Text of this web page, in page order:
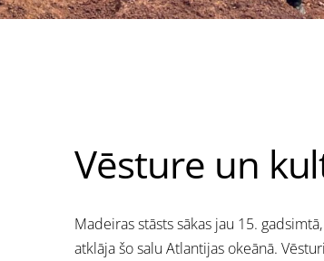
Vēsture un
Madeiras stāsts sākas jau 15.
atklāja šo salu Atlantijas okeānā.